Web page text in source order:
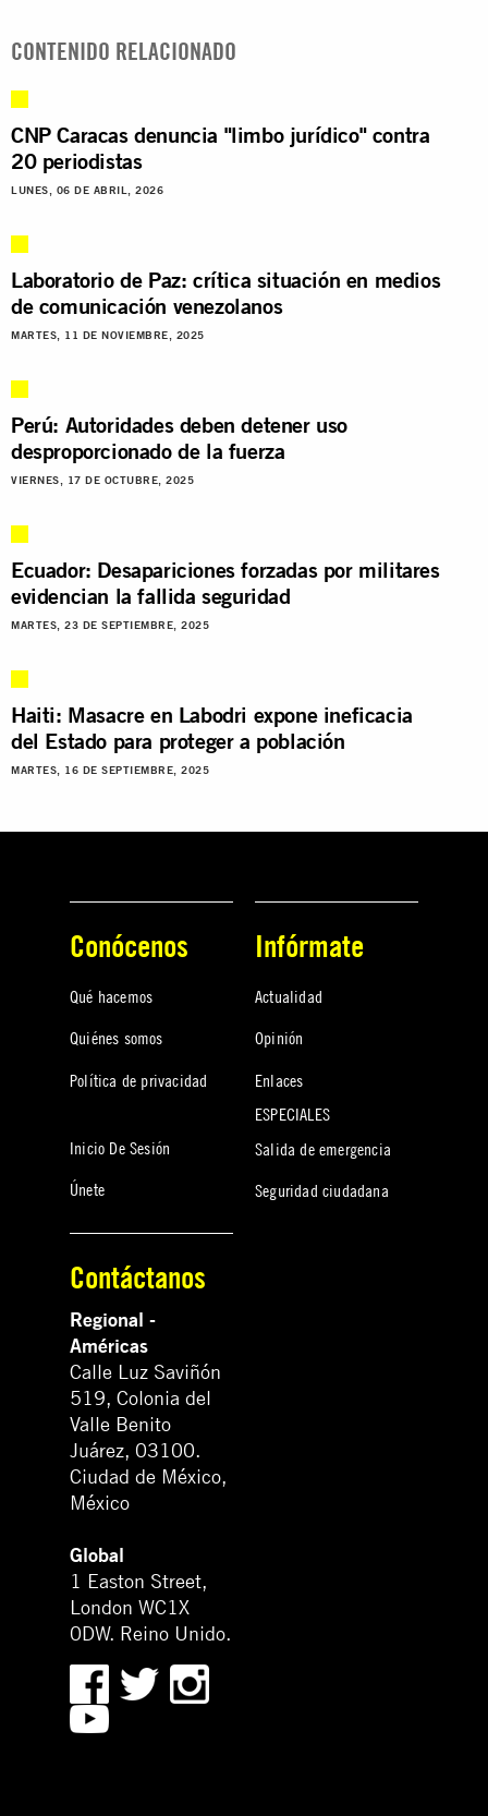
CONTENIDO RELACIONADO
CNP Caracas denuncia "limbo jurídico" contra
20 periodistas
LUNES, 06 DE ABRIL, 2026
Laboratorio de Paz: crítica situación en medios
de comunicación venezolanos
MARTES, 11 DE NOVIEMBRE, 2025
Perú: Autoridades deben detener uso
desproporcionado de la fuerza
VIERNES, 17 DE OCTUBRE, 2025
Ecuador: Desapariciones forzadas por militares
evidencian la fallida seguridad
MARTES, 23 DE SEPTIEMBRE, 2025
Haiti: Masacre en Labodri expone ineficacia
del Estado para proteger a población
MARTES, 16 DE SEPTIEMBRE, 2025
Conócenos
Qué hacemos
Quiénes somos
Política de privacidad
Inicio De Sesión
Únete
Infórmate
Actualidad
Opinión
Enlaces
ESPECIALES
Salida de emergencia
Seguridad ciudadana
Contáctanos
Regional -
Américas
Calle Luz Saviñón
519, Colonia del
Valle Benito
Juárez, 03100.
Ciudad de México,
México
Global
1 Easton Street,
London WC1X
0DW. Reino Unido.